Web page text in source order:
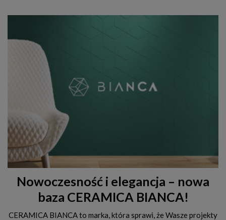
Nowoczesność i elegancja – nowa
baza CERAMICA BIANCA!
CERAMICA BIANCA to marka, która sprawi, że Wasze projekty